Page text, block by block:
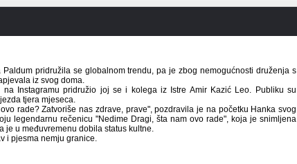
Paldum pridružila se globalnom trendu, pa je zbog nemogućnosti druženja s
iz svog doma.
Instagramu pridružio joj se i kolega iz Istre Amir Kazić Leo. Publiku su
tjera mjeseca.
rade? Zatvoriše nas zdrave, prave", pozdravila je na početku Hanka svog
legendarnu rečenicu "Nedime Dragi, šta nam ovo rade", koja je snimljena
je u međuvremenu dobila status kultne.
i pjesma nemju granice.